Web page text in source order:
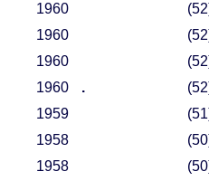
1960 52
1960 52
1960 52
1960 . 52
1959 51
1958 50
1958 50